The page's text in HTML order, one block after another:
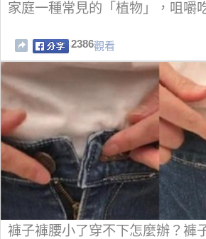
家庭一種常見的「植物」，咀嚼
2386觀看
褲子褲腰小了穿不下怎麼辦？褲